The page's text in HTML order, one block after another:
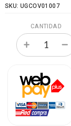
SKU: UGCOV01007
CANTIDAD